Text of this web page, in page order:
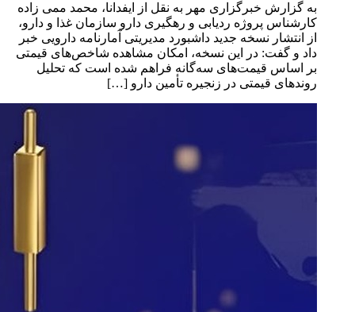
به گزارش خبرگزاری مهر به نقل از ایفدانا، محمد ممی زاده
کارشناس پروژه ردیابی و رهگیری دارو سازمان غذا و دارو،
از انتشار نسخه جدید داشبورد مدیریتی آمارنامه دارویی خبر
داد و گفت: در این نسخه، امکان مشاهده شاخص‌های قیمتی
بر اساس قیمت‌های سه‌گانه فراهم شده است که تحلیل
روندهای قیمتی در زنجیره تأمین دارو […]